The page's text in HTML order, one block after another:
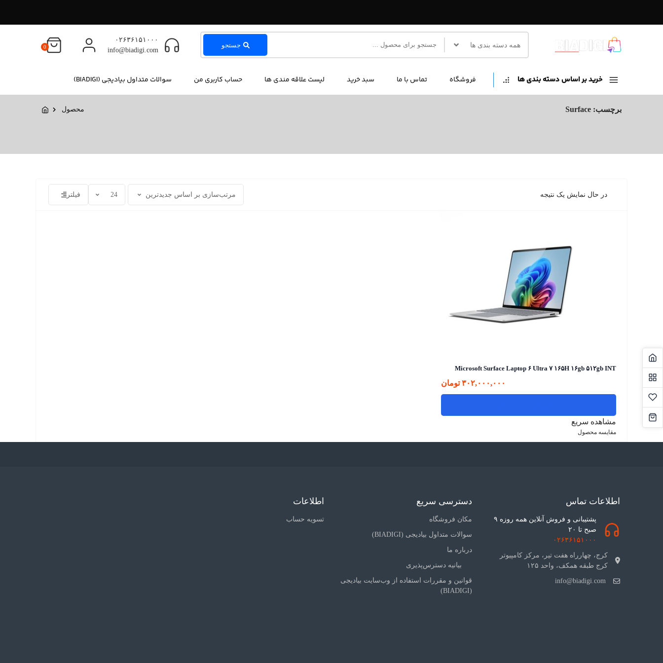
جستجو
۰۲۶۳۶۱۵۱۰۰۰
info@biadigi.com
0
خرید بر اساس دسته بندی ها فروشگاه تماس با ما سبد خرید لیست علاقه مندی ها حساب کاربری من سوالات متداول بیادیجی (BIADIGI)
برچسب: Surface محصول
در حال نمایش یک نتیجه فیلتر
Microsoft Surface Laptop ۶ Ultra ۷ ۱۶۵H ۱۶gb ۵۱۲gb INT
۳۰۲,۰۰۰,۰۰۰ تومان
مشاهده سریع
مقایسه محصول
اطلاعات تماس
پشتیبانی و فروش آنلاین همه روزه ۹
صبح تا ۲۰
۰۲۶۳۶۱۵۱۰۰۰
کرج، چهارراه هفت تیر، مرکز کامپیوتر
کرج طبقه همکف، واحد ۱۲۵
info@biadigi.com
دسترسی سریع
مکان فروشگاه
سوالات متداول بیادیجی (BIADIGI)
درباره ما
بیانیه دسترس‌پذیری
قوانین و مقررات استفاده از وب‌سایت بیادیجی
(BIADIGI)
اطلاعات
تسویه حساب